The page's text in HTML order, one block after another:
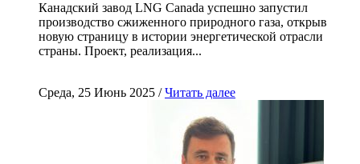
Канадский завод LNG Canada успешно запустил
производство сжиженного природного газа, открыв
новую страницу в истории энергетической отрасли
страны. Проект, реализация...
Среда, 25 Июнь 2025 /Читать далее